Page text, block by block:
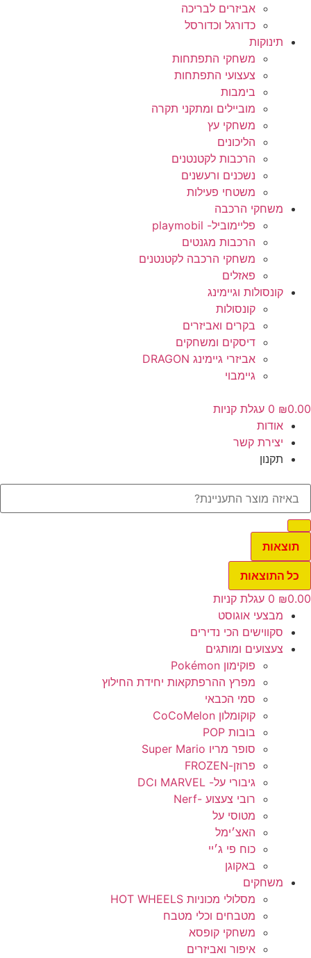
אביזרים לבריכה
כדורגל וכדורסל
תינוקות
משחקי התפתחות
צעצועי התפתחות
בימבות
מוביילים ומתקני תקרה
משחקי עץ
הליכונים
הרכבות לקטנטנים
נשכנים ורעשנים
משטחי פעילות
משחקי הרכבה
פליימוביל- playmobil
הרכבות מגנטים
משחקי הרכבה לקטנטנים
פאזלים
קונסולות וגיימינג
קונסולות
בקרים ואביזרים
דיסקים ומשחקים
אביזרי גיימינג DRAGON
גיימבוי
₪
0 עגלת קניות
אודות
יצירת קשר
תקנון
תוצאות
כל התוצאות
₪
0 עגלת קניות
מבצעי אוגוסט
סקווישים הכי נדירים
צעצועים ומותגים
פוקימון Pokémon
מפרץ ההרפתקאות יחידת החילוץ
סמי הכבאי
קוקומלון CoCoMelon
בובות POP
סופר מריו Super Mario
פרוזן-FROZEN
גיבורי על- MARVEL וDC
רובי צעצוע -Nerf
מטוסי על
האצ׳ימל
כוח פי ג׳יי
באקוגן
משחקים
מסלולי מכוניות HOT WHEELS
מטבחים וכלי מטבח
משחקי קופסא
איפור ואביזרים